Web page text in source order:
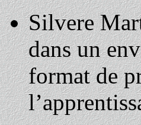
Silvere
dans un
format de